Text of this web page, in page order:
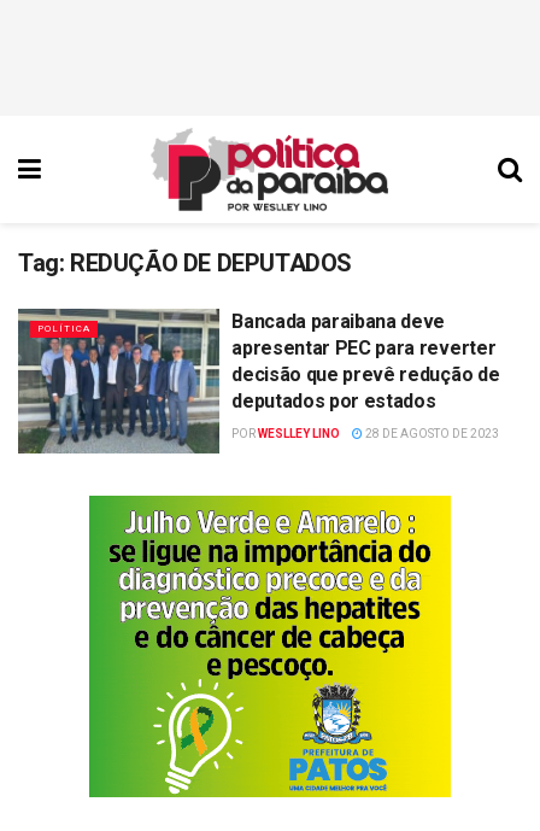
Tag: REDUÇÃO DE DEPUTADOS
POLÍTICA
Bancada paraibana deve
apresentar PEC para reverter
decisão que prevê redução de
deputados por estados
PORWESLLEY LINO 28 DE AGOSTO DE 2023